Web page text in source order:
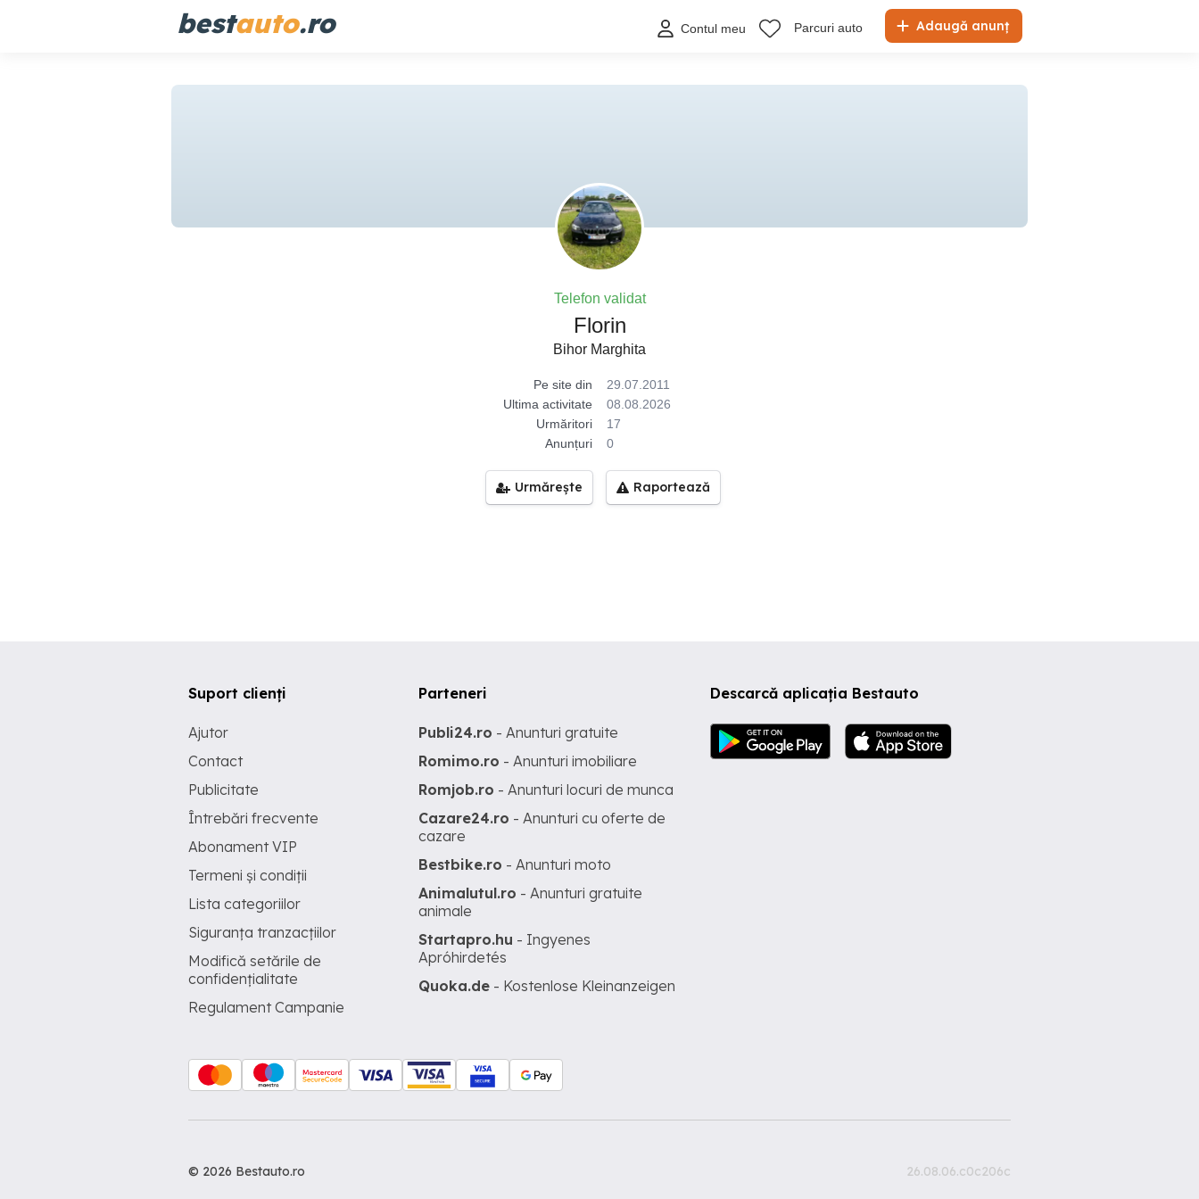
bestauto.ro Adaugă anunț
Contul meu Parcuri auto
Telefon validat
Florin
Bihor Marghita
Pe site din
29.07.2011
Ultima activitate
08.08.2026
Urmăritori
17
Anunțuri
0
Urmărește Raportează
Descarcă aplicația Bestauto
Suport clienți
Ajutor
Contact
Publicitate
Întrebări frecvente
Abonament VIP
Termeni și condiții
Lista categoriilor
Siguranța tranzacțiilor
Modifică setările de
confidențialitate
Regulament Campanie
Parteneri
Publi24.ro - Anunturi gratuite
Romimo.ro - Anunturi imobiliare
Romjob.ro - Anunturi locuri de munca
Cazare24.ro - Anunturi cu oferte de
cazare
Bestbike.ro - Anunturi moto
Animalutul.ro - Anunturi gratuite
animale
Startapro.hu - Ingyenes
Apróhirdetés
Quoka.de - Kostenlose Kleinanzeigen
© 2026 Bestauto.ro 26.08.06.c0c206c